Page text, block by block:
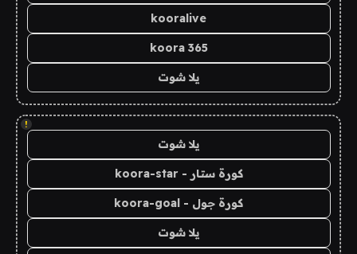
kooralive
koora 365
يلا شوت
!
يلا شوت
كورة ستار - koora-star
كورة جول - koora-goal
يلا شوت